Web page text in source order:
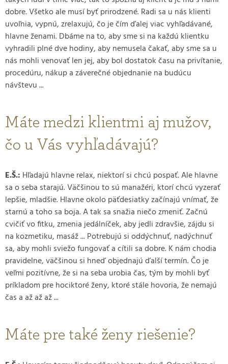
dobre. Všetko ale musí byť prirodzené. Radi sa u nás klienti
uvoľnia, vypnú, zrelaxujú, čo je čím ďalej viac vyhľadávané,
hlavne ženami. Dbáme na to, aby sme si na každú klientku
vyhradili plné dve hodiny, aby nemusela čakať, aby sme sa u
nás mohli venovať len jej, aby bol dostatok času na privítanie,
procedúru, nákup a záverečné objednanie na budúcu
návštevu ...
Máte medzi klientmi aj mužov,
čo u Vás vyhľadávajú?
E.Š.: Hľadajú hlavne relax, niektorí si chcú pospať. Ale hlavne
sa o seba starajú. Väčšinou to sú manažéri, ktorí chcú vyzerať
lepšie, mladšie. Hlavne okolo päťdesiatky začínajú vnímať, že
starnú a toho sa boja. A tak sa snažia niečo zmeniť. Začnú
cvičiť vo fitku, zmenia jedálníček, aby jedli zdravšie, zájdu si
na kozmetiku, masáž ... Potrebujú si oddýchnuť, nadýchnuť
sa, aby mohli sviežo fungovať a cítili sa dobre. K nám chodia
pravidelne, väčšinou si hneď objednajú ďalší termín. Čo je
veľmi pozitívne, že si na seba urobia čas, tým by mohli byť
príkladom pre hociktoré ženy, ktoré stále hovoria, že nemajú
čas a až až až ...
Máte pre také ženy riešenie?